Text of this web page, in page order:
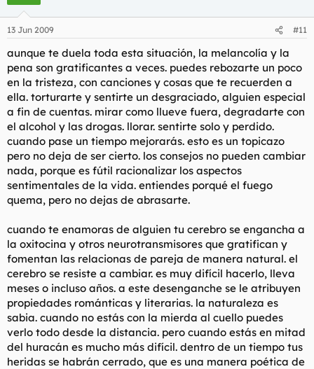
13 Jun 2009 #11
aunque te duela toda esta situación, la melancolía y la
pena son gratificantes a veces. puedes rebozarte un poco
en la tristeza, con canciones y cosas que te recuerden a
ella. torturarte y sentirte un desgraciado, alguien especial
a fin de cuentas. mirar como llueve fuera, degradarte con
el alcohol y las drogas. llorar. sentirte solo y perdido.
cuando pase un tiempo mejorarás. esto es un topicazo
pero no deja de ser cierto. los consejos no pueden cambiar
nada, porque es fútil racionalizar los aspectos
sentimentales de la vida. entiendes porqué el fuego
quema, pero no dejas de abrasarte.
cuando te enamoras de alguien tu cerebro se engancha a
la oxitocina y otros neurotransmisores que gratifican y
fomentan las relacionas de pareja de manera natural. el
cerebro se resiste a cambiar. es muy difícil hacerlo, lleva
meses o incluso años. a este desenganche se le atribuyen
propiedades románticas y literarias. la naturaleza es
sabia. cuando no estás con la mierda al cuello puedes
verlo todo desde la distancia. pero cuando estás en mitad
del huracán es mucho más difícil. dentro de un tiempo tus
heridas se habrán cerrado, que es una manera poética de